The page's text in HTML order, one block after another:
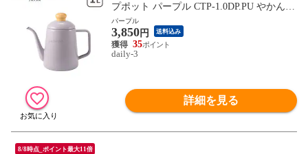
プポット パープル CTP-1.0DP.PU やかん
ケトル コーヒーポット 珈琲ポット 細口 ほ
うろう IH対応 直火（ガス火）対応 Cotton
Pulus FUJIHORO 【北海道・沖縄は990円加
算】fuj616-2
パープル
3,850円 送料込み
35
daily-3
詳細を見る
8/8時点_ポイント最大11倍